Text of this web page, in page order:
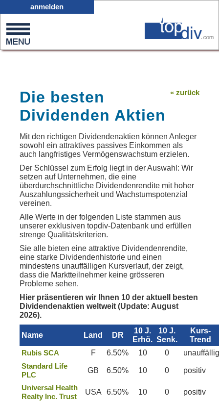
0
on
anmelden
« zurück
Die besten
Dividenden Aktien
Mit den richtigen Dividendenaktien können Anleger
sowohl ein attraktives passives Einkommen als
auch langfristiges Vermögenswachstum erzielen.
Der Schlüssel zum Erfolg liegt in der Auswahl: Wir
setzen auf Unternehmen, die eine
überdurchschnittliche Dividendenrendite mit hoher
Auszahlungssicherheit und Wachstumspotenzial
vereinen.
Alle Werte in der folgenden Liste stammen aus
unserer exklusiven topdiv-Datenbank und erfüllen
strenge Qualitätskriterien.
Sie alle bieten eine attraktive Dividendenrendite,
eine starke Dividendenhistorie und einen
mindestens unauffälligen Kursverlauf, der zeigt,
dass die Marktteilnehmer keine grösseren
Probleme sehen.
Hier präsentieren wir Ihnen 10 der aktuell besten
Dividendenaktien weltweit (Update: August
2026).
Name Land DR
10 J.
Erhö.
10 J.
Senk.
Kurs-
Trend
Rubis SCA
F 6.50% 10 0
unauffällig
Standard Life
PLC
GB 6.50% 10 0 positiv
Universal Health
Realty Inc. Trust
USA 6.50% 10 0 positiv